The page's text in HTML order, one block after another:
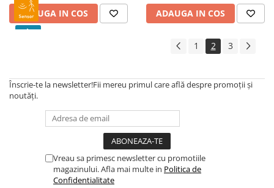
ADAUGA IN COS ADAUGA IN COS
1 2 3
Înscrie-te la newsletter!Fii mereu primul care află despre promoții și
noutăți.
Vreau sa primesc newsletter cu promotiile
magazinului. Afla mai multe in Politica de
Confidentialitate